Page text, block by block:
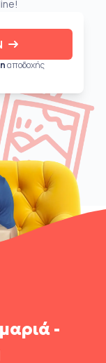
αποδοχής
-